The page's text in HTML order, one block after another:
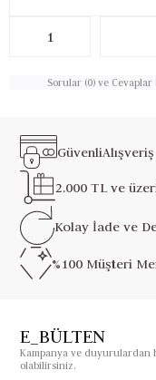
Sorular (0) ve Cevaplar
GüvenliAlışveriş
2.000 TL ve
Kolay İade ve
%100 Müşteri
E_BÜLTEN
Kampanya ve duyurulardan
olabilirsiniz.